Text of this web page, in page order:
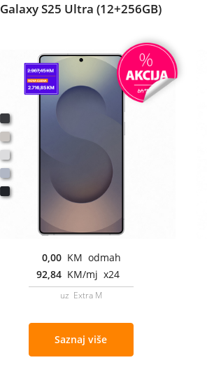
Galaxy S25 Ultra (12+256GB)
0,00 KM odmah
92,84 KM/mj x24
uz Extra M
Saznaj više